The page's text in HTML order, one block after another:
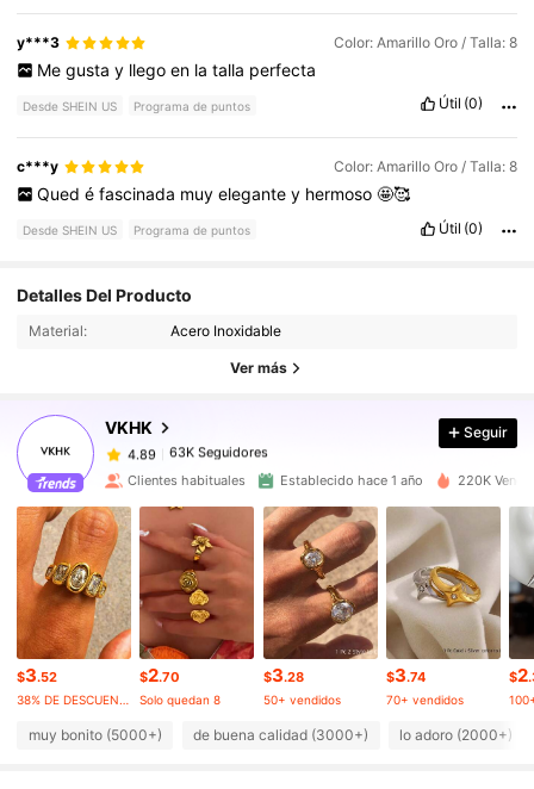
y***3 Color: Amarillo Oro / Talla: 8
Me gusta y llego en la talla perfecta
Desde SHEIN US Programa de puntos Útil (0)
c***y Color: Amarillo Oro / Talla: 8
Qued é fascinada muy elegante y hermoso 🤩🥰
Desde SHEIN US Programa de puntos Útil (0)
Detalles Del Producto
Material: Acero Inoxidable
Ver más
VKHK
4.89 63K Seguidores
63K Seguidores
4.89 63K Seguidores
4.89 63K Seguidores
4.89 63K Seguidores
4.89 63K Seguidores
Seguir
Clientes habituales Establecido hace 1 año 220K
$3.52
38% DE DESCUENTO
$2.70
Solo quedan 8
$3.28
50+ vendidos
$3.74
70+ vendidos
$2
muy bonito (5000+) de buena calidad (3000+) lo adoro (2000+)